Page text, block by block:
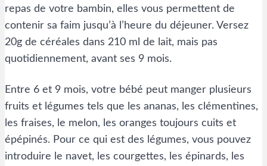
repas de votre bambin, elles vous permettent de
contenir sa faim jusqu’à l’heure du déjeuner. Versez
20g de céréales dans 210 ml de lait, mais pas
quotidiennement, avant ses 9 mois.
Entre 6 et 9 mois, votre bébé peut manger plusieurs
fruits et légumes tels que les ananas, les clémentines,
les fraises, le melon, les oranges toujours cuits et
épépinés. Pour ce qui est des légumes, vous pouvez
introduire le navet, les courgettes, les épinards, les